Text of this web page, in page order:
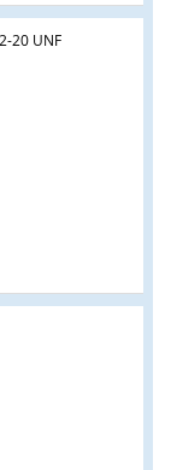
20 UNF
od 18 let a
Splňujete tyto